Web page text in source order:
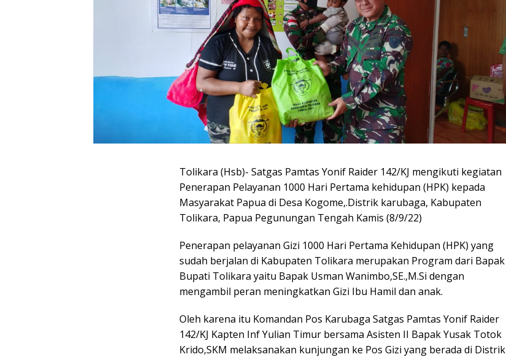
Tolikara (Hsb)- Satgas Pamtas Yonif Raider 142/KJ mengikuti kegiatan
Penerapan Pelayanan 1000 Hari Pertama kehidupan (HPK) kepada
Masyarakat Papua di Desa Kogome,.Distrik karubaga, Kabupaten
Tolikara, Papua Pegunungan Tengah Kamis (8/9/22)
Penerapan pelayanan Gizi 1000 Hari Pertama Kehidupan (HPK) yang
sudah berjalan di Kabupaten Tolikara merupakan Program dari Bapak
Bupati Tolikara yaitu Bapak Usman Wanimbo,SE.,M.Si dengan
mengambil peran meningkatkan Gizi Ibu Hamil dan anak.
Oleh karena itu Komandan Pos Karubaga Satgas Pamtas Yonif Raider
142/KJ Kapten Inf Yulian Timur bersama Asisten II Bapak Yusak Totok
Krido,SKM melaksanakan kunjungan ke Pos Gizi yang berada di Distrik